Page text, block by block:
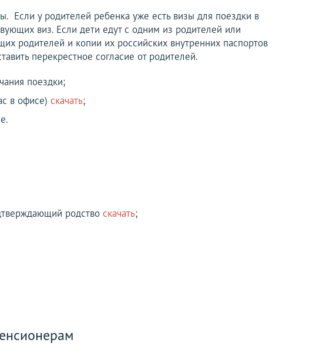
Если у родителей ребенка уже есть визы для поездки в
виз. Если дети едут с одним из родителей или
родителей и копии их российских внутренних паспортов
перекрестное согласие от родителей.
поездки;
в офисе) скачать;
родство скачать;